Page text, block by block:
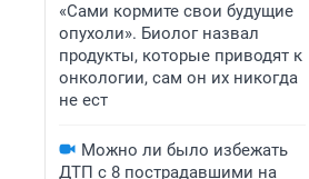
«Сами кормите свои будущие
опухоли». Биолог назвал
продукты, которые приводят к
онкологии, сам он их никогда
не ест
Можно ли было избежать
ДТП с 8 пострадавшими на